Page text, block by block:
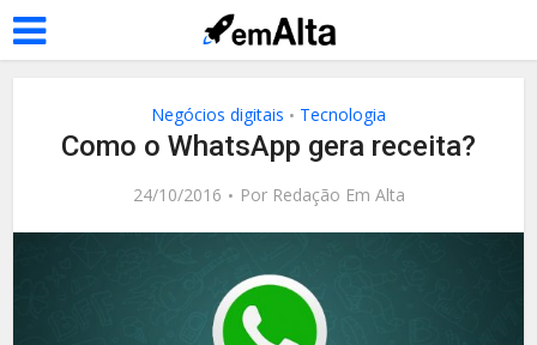
Negócios digitais • Tecnologia
Como o WhatsApp gera receita?
24/10/2016 Por Redação Em Alta